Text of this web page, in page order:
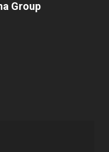
Group